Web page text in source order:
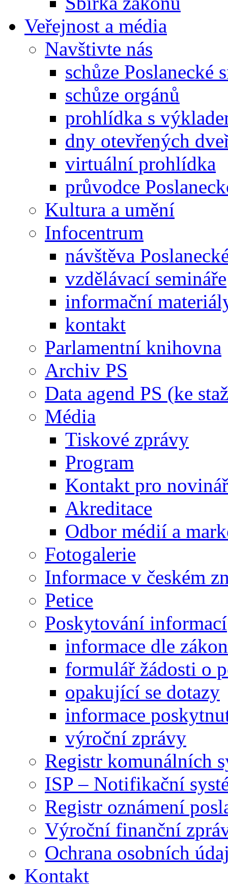
Veřejnost a média
Navštivte nás
schůze Poslanecké
schůze orgánů
prohlídka s
dny otevřených
virtuální prohlídka
průvodce
Kultura a umění
Infocentrum
návštěva
vzdělávací semináře
informační
kontakt
Parlamentní knihovna
Archiv PS
Data agend PS (ke
Média
Tiskové zprávy
Program
Kontakt pro
Akreditace
Odbor médií a
Fotogalerie
Informace v českém
Petice
Poskytování informací
informace dle
formulář žádosti o
opakující se dotazy
informace
výroční zprávy
Registr komunálních
ISP – Notifikační
Registr oznámení
Výroční finanční
Ochrana osobních
Kontakt